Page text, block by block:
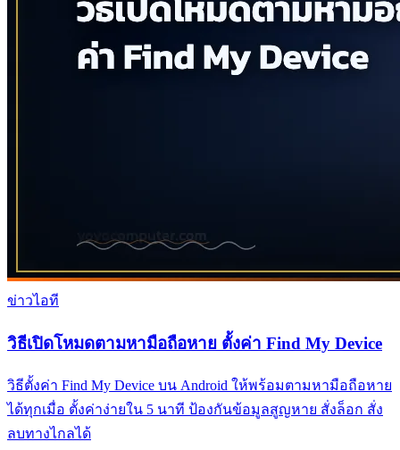
ข่าวไอที
วิธีเปิดโหมดตามหามือถือหาย ตั้งค่า Find My Device
วิธีตั้งค่า Find My Device บน Android ให้พร้อมตามหามือถือหาย
ได้ทุกเมื่อ ตั้งค่าง่ายใน 5 นาที ป้องกันข้อมูลสูญหาย สั่งล็อก สั่ง
ลบทางไกลได้